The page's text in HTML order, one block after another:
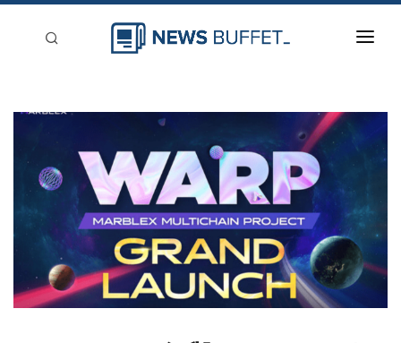
新聞稿分類
刊登